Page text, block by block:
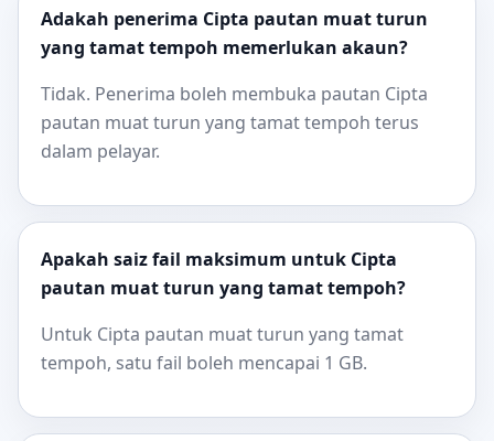
Adakah penerima Cipta pautan muat turun
yang tamat tempoh memerlukan akaun?
Tidak. Penerima boleh membuka pautan Cipta
pautan muat turun yang tamat tempoh terus
dalam pelayar.
Apakah saiz fail maksimum untuk Cipta
pautan muat turun yang tamat tempoh?
Untuk Cipta pautan muat turun yang tamat
tempoh, satu fail boleh mencapai 1 GB.